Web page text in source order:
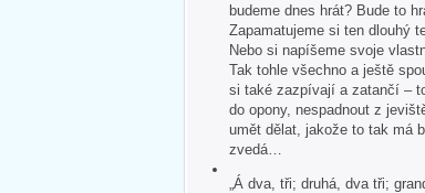
budeme dnes hrát? Bude to
Zapamatujeme si ten dlouhý
Nebo si napíšeme svoje
Tak tohle všechno a ještě
si také zazpívají a zatančí –
do opony, nespadnout z
umět dělat, jakože to tak má
zvedá…
„Á dva, tři; druhá, dva tři;